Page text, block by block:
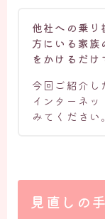
他社への乗り
方にいる家族
をかけるだけ
今回ご紹介し
インターネ
みてください。
見直しの